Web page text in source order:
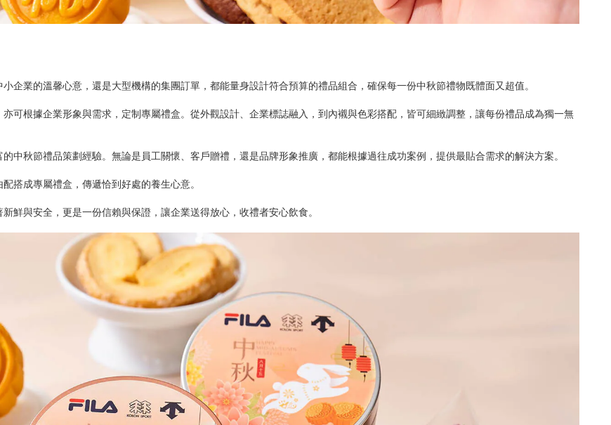
企業的溫馨心意，還是大型機構的集團訂單，都能量身設計符合預算的禮品組合，確保每一份中秋節禮物既體面又超值。
可根據企業形象與需求，定制專屬禮盒。從外觀設計、企業標誌融入，到內襯與色彩搭配，皆可細緻調整，讓每份禮品成為獨一無
中秋節禮品策劃經驗。無論是員工關懷、客戶贈禮，還是品牌形象推廣，都能根據過往成功案例，提供最貼合需求的解決方案。
搭成專屬禮盒，傳遞恰到好處的養生心意。
鮮與安全，更是一份信賴與保證，讓企業送得放心，收禮者安心飲食。